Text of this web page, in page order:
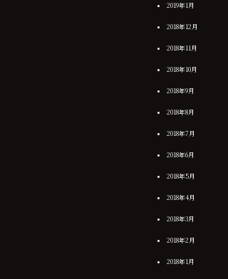
2019年1月
2018年12月
2018年11月
2018年10月
2018年9月
2018年8月
2018年7月
2018年6月
2018年5月
2018年4月
2018年3月
2018年2月
2018年1月